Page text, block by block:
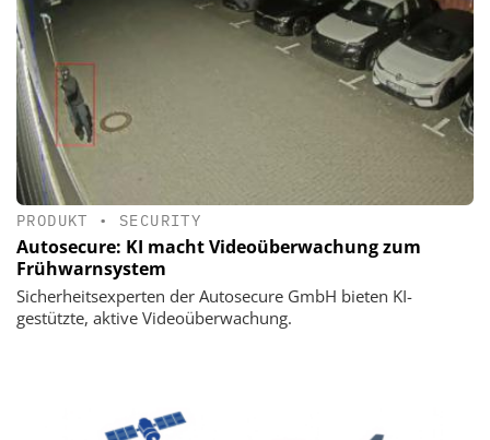
PRODUKT • SECURITY
Autosecure: KI macht Videoüberwachung zum
Frühwarnsystem
Sicherheitsexperten der Autosecure GmbH bieten KI-
gestützte, aktive Videoüberwachung.